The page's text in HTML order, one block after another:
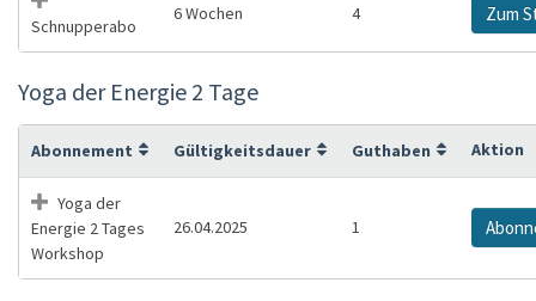
Schnupperabo
6 Wochen 4 Zum
Yoga der Energie 2 Tage
Abonnement Gültigkeitsdauer Guthaben Aktion
Yoga der
Energie 2 Tages
Workshop
26.04.2025 1